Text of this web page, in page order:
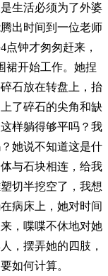
生活必须为了外婆
出时间到一位老师
钟才匆匆赶来，
裙开始工作。她捏
石放在转盘上，抬
了碎石的尖角和缺
样躺得够平吗？我
她说不知道这是什
与石块相连，给我
切半挖空了，我想
病床上，她对时间
，喋喋不休地对她
，摆弄她的四肢，
如何计算。